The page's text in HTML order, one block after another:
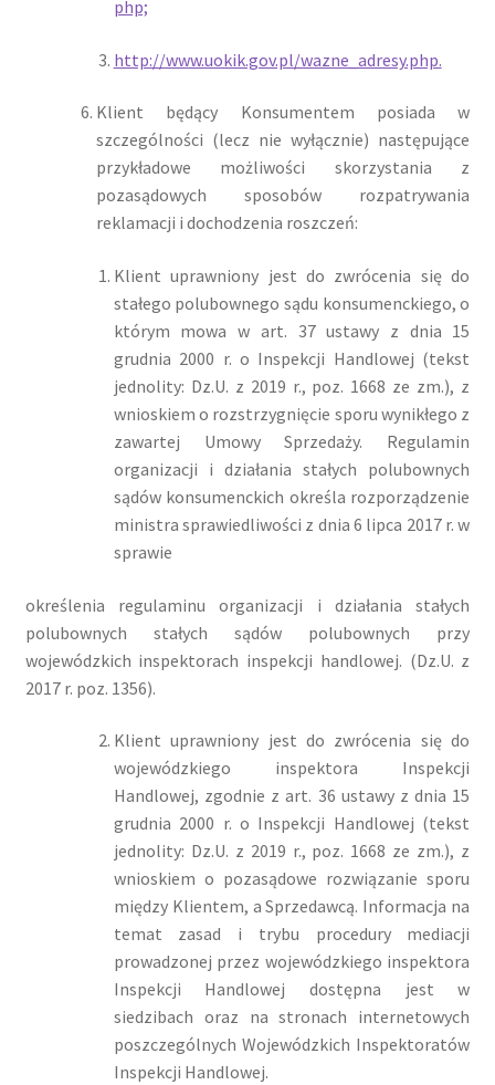
php;
http://www.uokik.gov.pl/wazne_adresy.php.
Klient będący Konsumentem posiada w
szczególności (lecz nie wyłącznie) następujące
przykładowe możliwości skorzystania z
pozasądowych sposobów rozpatrywania
reklamacji i dochodzenia roszczeń:
Klient uprawniony jest do zwrócenia się do
stałego polubownego sądu konsumenckiego, o
którym mowa w art. 37 ustawy z dnia 15
grudnia 2000 r. o Inspekcji Handlowej (tekst
jednolity: Dz.U. z 2019 r., poz. 1668 ze zm.), z
wnioskiem o rozstrzygnięcie sporu wynikłego z
zawartej Umowy Sprzedaży. Regulamin
organizacji i działania stałych polubownych
sądów konsumenckich określa rozporządzenie
ministra sprawiedliwości z dnia 6 lipca 2017 r. w
sprawie
określenia regulaminu organizacji i działania stałych
polubownych stałych sądów polubownych przy
wojewódzkich inspektorach inspekcji handlowej. (Dz.U. z
2017 r. poz. 1356).
Klient uprawniony jest do zwrócenia się do
wojewódzkiego inspektora Inspekcji
Handlowej, zgodnie z art. 36 ustawy z dnia 15
grudnia 2000 r. o Inspekcji Handlowej (tekst
jednolity: Dz.U. z 2019 r., poz. 1668 ze zm.), z
wnioskiem o pozasądowe rozwiązanie sporu
między Klientem, a Sprzedawcą. Informacja na
temat zasad i trybu procedury mediacji
prowadzonej przez wojewódzkiego inspektora
Inspekcji Handlowej dostępna jest w
siedzibach oraz na stronach internetowych
poszczególnych Wojewódzkich Inspektoratów
Inspekcji Handlowej.